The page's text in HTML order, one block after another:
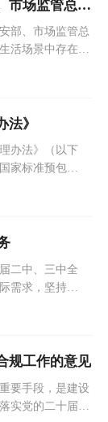
中央网信办、工业和信息化部、公安部、市场监管总局关于开展2025年个人信息保护系列专项行动的公告
部、市场监管总
活场景中存在的
民群众在网络空
》
办法》（以下
家标准预包装
二中、三中全
需求，坚持问
规工作的意见
要手段，是建设
实党的二十届三